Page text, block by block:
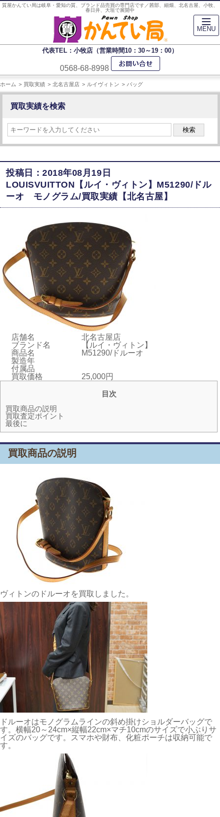
質屋かんてい局は岐阜・愛知の質、ブランド品売買の専門店です／茜部、細畑、北名古屋、小牧、
春日井、大垣で展開中
代表TEL：小牧店（営業時間10：30～19：00）
0568-68-8998
ホーム 買取実績 北名古屋店 ルイヴィトン バッグ
買取実績を検索
検索
投稿日：2018年08月19日
LOUISVUITTON【ルイ・ヴィトン】M51290/ドル
ーオ モノグラム/買取実績【北名古屋】
店舗名
北名古屋店
ブランド名
【ルイ・ヴィトン】
商品名
M51290/ドルーオ
製造年
付属品
買取価格
25,000円
目次
買取商品の説明
買取査定ポイント
最後に
買取商品の説明
ヴィトンのドルーオを買取しました。
ドルーオはモノグラムラインの斜め掛けショルダーバッグで
す。横幅20～24cm×縦幅22cm×マチ10cmのサイズで小ぶりサ
イズのバッグです。スマホや財布、化粧ポーチは収納可能で
す。
MENU